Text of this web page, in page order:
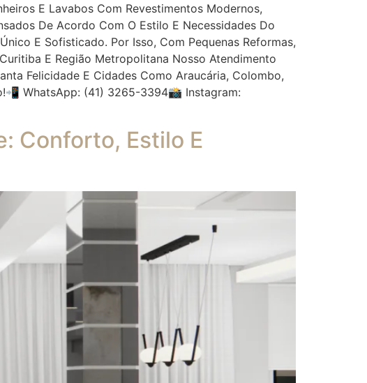
E Lavabos Com Revestimentos Modernos,
De Acordo Com O Estilo E Necessidades Do
E Sofisticado. Por Isso, Com Pequenas Reformas,
E Região Metropolitana Nosso Atendimento
Felicidade E Cidades Como Araucária, Colombo,
WhatsApp: (41) 3265-3394📸 Instagram:
Conforto, Estilo E